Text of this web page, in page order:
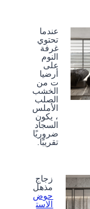
عندما
تحتوي
غرفة
النوم
على
أرضيا
ت من
الخشب
الصلب
الأملس
، يكون
السجاد
ضروريًا
تقريبًا.
زجاج
مذهل
حوض
الاست